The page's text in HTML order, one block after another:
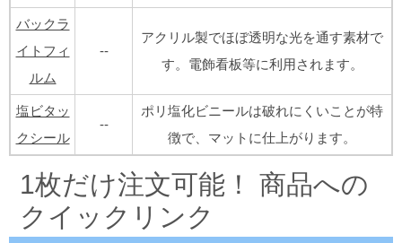
バックラ
イトフィ
ルム
--
アクリル製でほぼ透明な光を通す素材で
す。電飾看板等に利用されます。
塩ビタッ
クシール
--
ポリ塩化ビニールは破れにくいことが特
徴で、マットに仕上がります。
1枚だけ注文可能！ 商品への
クイックリンク